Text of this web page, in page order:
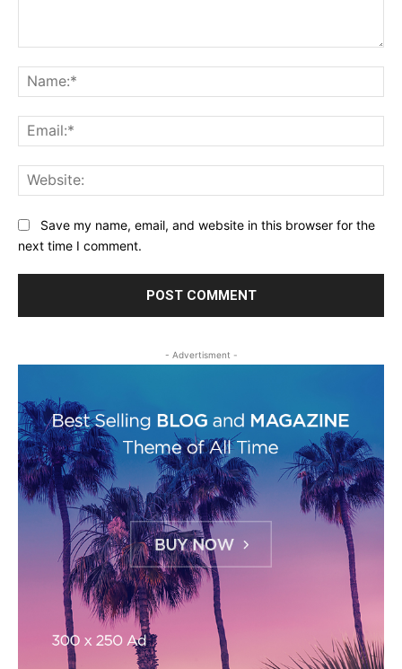
Save my name, email, and website in this browser for the
next time I comment.
- Advertisment -